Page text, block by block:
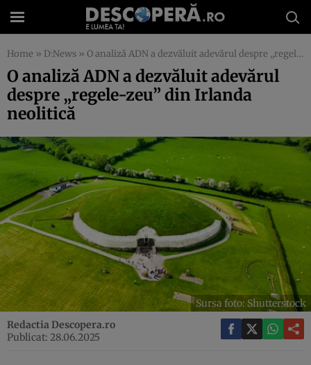
Home » D:News » O analiză ADN a dezvăluit adevărul despre „regele-zeu” din Irlanda neolitică
O analiză ADN a dezvăluit adevărul
despre „regele-zeu” din Irlanda
neolitică
Sursa foto: Shutterstock
Redactia Descopera.ro
Publicat: 28.06.2025